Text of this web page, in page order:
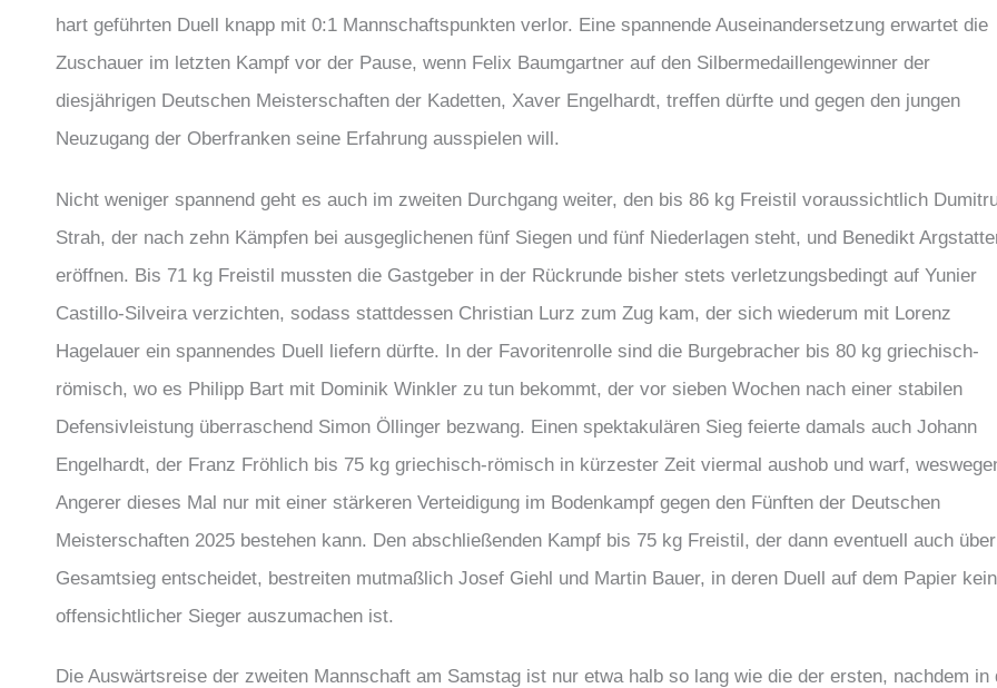
hart geführten Duell knapp mit 0:1 Mannschaftspunkten verlor. Eine spannende Auseinandersetzung erwartet die
Zuschauer im letzten Kampf vor der Pause, wenn Felix Baumgartner auf den Silbermedaillengewinner der
diesjährigen Deutschen Meisterschaften der Kadetten, Xaver Engelhardt, treffen dürfte und gegen den jungen
Neuzugang der Oberfranken seine Erfahrung ausspielen will.
Nicht weniger spannend geht es auch im zweiten Durchgang weiter, den bis 86 kg Freistil voraussichtlich
Strah, der nach zehn Kämpfen bei ausgeglichenen fünf Siegen und fünf Niederlagen steht, und Benedikt
eröffnen. Bis 71 kg Freistil mussten die Gastgeber in der Rückrunde bisher stets verletzungsbedingt auf Yunier
Castillo-Silveira verzichten, sodass stattdessen Christian Lurz zum Zug kam, der sich wiederum mit Lorenz
Hagelauer ein spannendes Duell liefern dürfte. In der Favoritenrolle sind die Burgebracher bis 80 kg griechisch-
römisch, wo es Philipp Bart mit Dominik Winkler zu tun bekommt, der vor sieben Wochen nach einer stabilen
Defensivleistung überraschend Simon Öllinger bezwang. Einen spektakulären Sieg feierte damals auch Johann
Engelhardt, der Franz Fröhlich bis 75 kg griechisch-römisch in kürzester Zeit viermal aushob und warf,
Angerer dieses Mal nur mit einer stärkeren Verteidigung im Bodenkampf gegen den Fünften der Deutschen
Meisterschaften 2025 bestehen kann. Den abschließenden Kampf bis 75 kg Freistil, der dann eventuell auch
Gesamtsieg entscheidet, bestreiten mutmaßlich Josef Giehl und Martin Bauer, in deren Duell auf dem Papier kein
offensichtlicher Sieger auszumachen ist.
Die Auswärtsreise der zweiten Mannschaft am Samstag ist nur etwa halb so lang wie die der ersten, nachdem in